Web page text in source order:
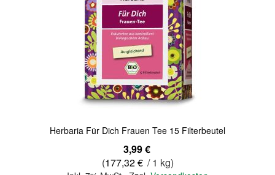
Herbaria Für Dich Frauen Tee 15 Filterbeutel
3,99 €
(177,32 € / 1 kg)